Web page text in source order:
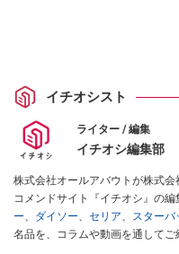
イチオシスト
ライター / 編集
イチオシ編集部
株式会社オールアバウトが株式
コメンドサイト『イチオシ』の編
ー、 ダイソー、 セリア、 スターバ
名品を、コラムや動画を通して